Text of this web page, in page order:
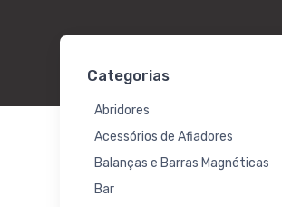
Categorias
Abridores
Acessórios de Afiadores
Balanças e Barras Magnéticas
Bar